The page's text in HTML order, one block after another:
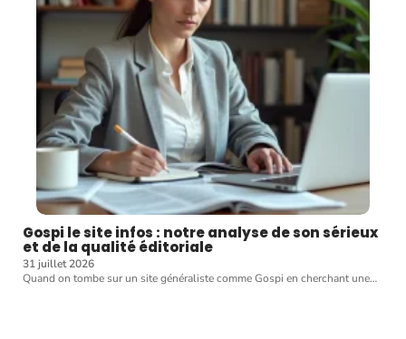
Gospi le site infos : notre analyse de son sérieux
et de la qualité éditoriale
31 juillet 2026
Quand on tombe sur un site généraliste comme Gospi en cherchant une…